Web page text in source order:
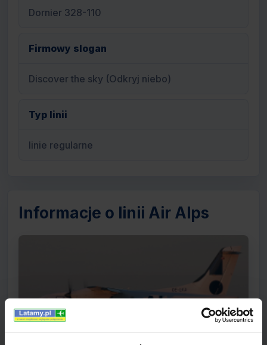
Dornier 328-110
Firmowy slogan
Discover the sky (Odkryj niebo)
Typ linii
linie regularne
Informacje o linii Air Alps